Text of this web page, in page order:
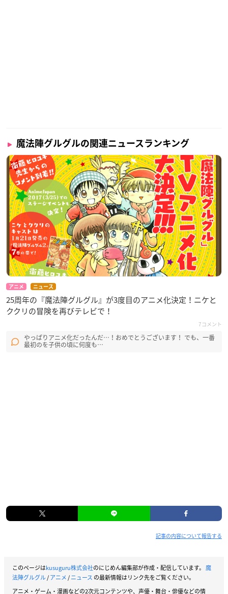
魔法陣グルグルの関連ニュースランキング
アニメ ニュース
25周年の『魔法陣グルグル』が3度目のアニメ化決定！ニケと
ククリの冒険を再びテレビで！
7コメント
やっぱりアニメ化だったんだ…！おめでとうございます！ でも、一番
最初のを子供の頃に何度も…
記事の内容について報告する
このページはkusuguru株式会社のにじめん編集部が作成・配信しています。 魔
法陣グルグル/アニメ/ニュース の最新情報はリンク先をご覧ください。
アニメ・ゲーム・漫画などの2次元コンテンツや、声優・舞台・俳優などの情